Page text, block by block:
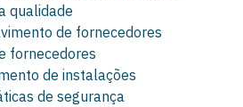
qualidade
de fornecedores
fornecedores
de instalações
de segurança